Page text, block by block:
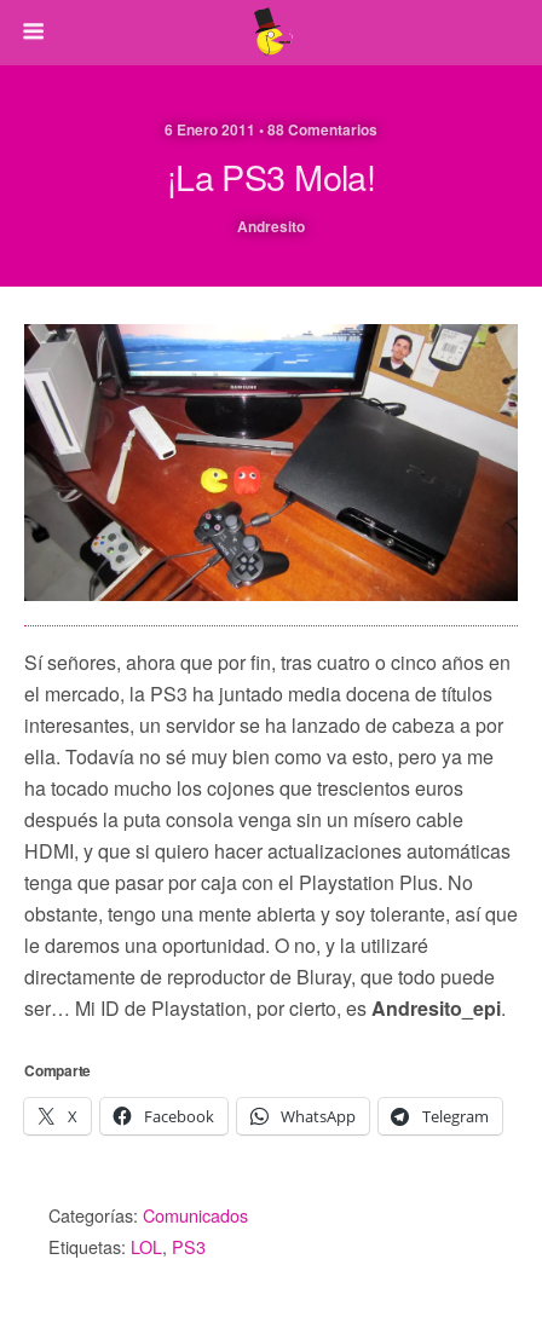
6 Enero 2011 • 88 Comentarios
¡La PS3 Mola!
Andresito
Sí señores, ahora que por fin, tras cuatro o cinco años en
el mercado, la PS3 ha juntado media docena de títulos
interesantes, un servidor se ha lanzado de cabeza a por
ella. Todavía no sé muy bien como va esto, pero ya me
ha tocado mucho los cojones que trescientos euros
después la puta consola venga sin un mísero cable
HDMI, y que si quiero hacer actualizaciones automáticas
tenga que pasar por caja con el Playstation Plus. No
obstante, tengo una mente abierta y soy tolerante, así que
le daremos una oportunidad. O no, y la utilizaré
directamente de reproductor de Bluray, que todo puede
ser… Mi ID de Playstation, por cierto, esAndresito_epi.
Comparte
X Facebook WhatsApp Telegram
Categorías: Comunicados
Etiquetas: LOL, PS3